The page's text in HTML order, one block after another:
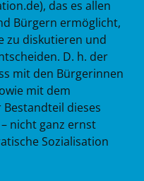
das es allen
Bürgern ermöglicht,
zu diskutieren und
D. h. der
mit den Bürgerinnen
mit dem
dieses
nicht ganz ernst
Sozialisation